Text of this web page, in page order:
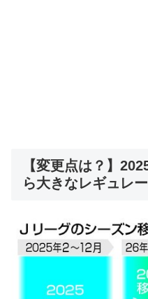
【変更点は？】
ら大きなレギュレ